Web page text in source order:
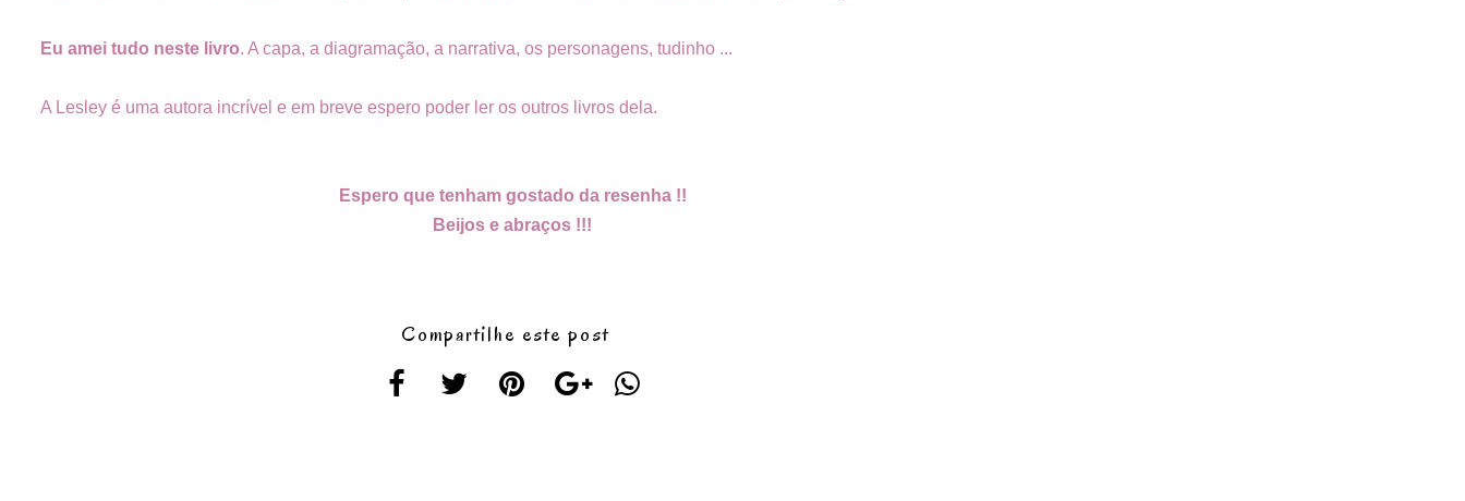
Eu amei tudo neste livro. A capa, a diagramação, a narrativa, os personagens, tudinho ...
A Lesley é uma autora incrível e em breve espero poder ler os outros livros dela.
Espero que tenham gostado da resenha !!
Beijos e abraços !!!
Compartilhe este post